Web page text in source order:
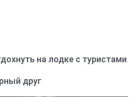
на лодке с туристами
друг